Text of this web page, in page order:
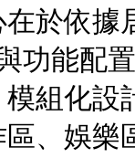
於依據
與功能配
模組化設
、娛樂